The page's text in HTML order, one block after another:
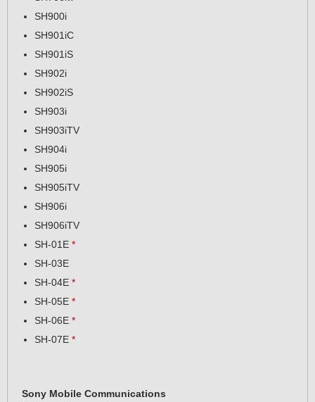
SH900i
SH901iC
SH901iS
SH902i
SH902iS
SH903i
SH903iTV
SH904i
SH905i
SH905iTV
SH906i
SH906iTV
SH-01E *
SH-03E
SH-04E *
SH-05E *
SH-06E *
SH-07E *
Sony Mobile Communications